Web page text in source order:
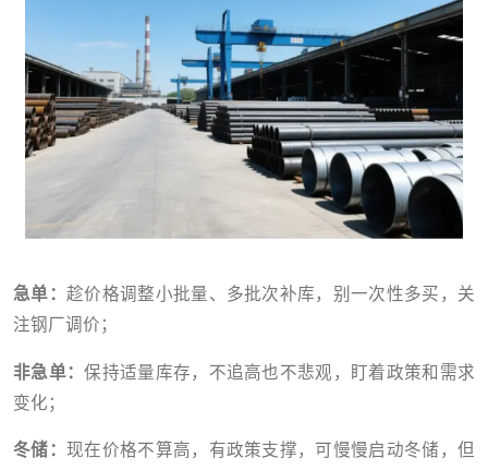
急单： 趁价格调整小批量、多批次补库，别一次性多买，关
注钢厂调价；
非急单：保持适量库存，不追高也不悲观，盯着政策和需求
变化；
冬储： 现在价格不算高，有政策支撑，可慢慢启动冬储，但